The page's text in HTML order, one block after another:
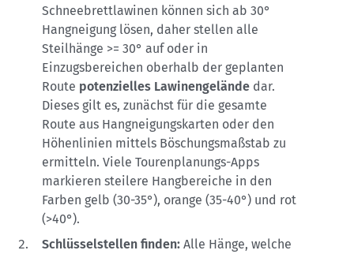
Schneebrettlawinen können sich ab 30°
Hangneigung lösen, daher stellen alle
Steilhänge >= 30° auf oder in
Einzugsbereichen oberhalb der geplanten
Route potenzielles Lawinengelände dar.
Dieses gilt es, zunächst für die gesamte
Route aus Hangneigungskarten oder den
Höhenlinien mittels Böschungsmaßstab zu
ermitteln. Viele Tourenplanungs-Apps
markieren steilere Hangbereiche in den
Farben gelb (30-35°), orange (35-40°) und rot
(>40°).
Schlüsselstellen finden:Alle Hänge, welche